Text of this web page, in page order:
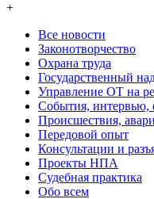
+
Все новости
Законотворчество
Охрана труда
Государственный
Управление ОТ на
События, интервью,
Происшествия,
Передовой опыт
Консультации и
Проекты НПА
Судебная практика
Обо всем